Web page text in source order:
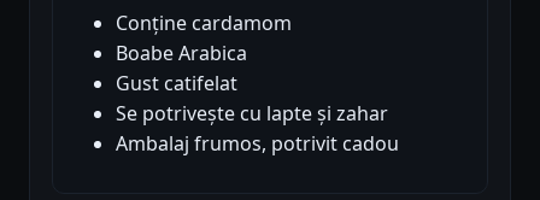
Conține cardamom
Boabe Arabica
Gust catifelat
Se potrivește cu lapte și zahar
Ambalaj frumos, potrivit cadou